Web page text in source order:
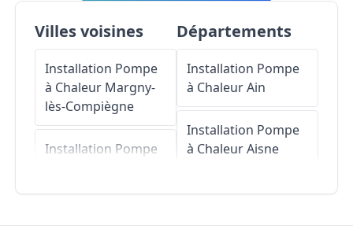
Villes voisines
Installation Pompe
à Chaleur Margny-
lès-Compiègne
Installation Pompe
à ChaleurClairoix
Départements
Installation Pompe
à ChaleurAin
Installation Pompe
à ChaleurAisne
Installation Pompe